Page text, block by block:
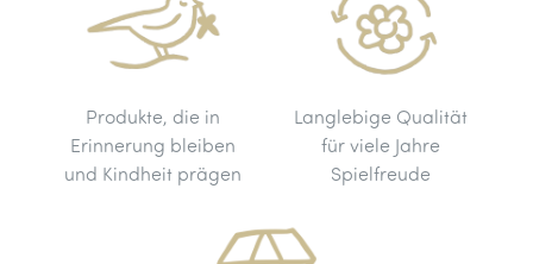
Produkte, die in
Erinnerung bleiben
und Kindheit prägen
Langlebige Qualität
für viele Jahre
Spielfreude